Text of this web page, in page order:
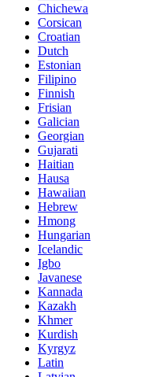
Chichewa
Corsican
Croatian
Dutch
Estonian
Filipino
Finnish
Frisian
Galician
Georgian
Gujarati
Haitian
Hausa
Hawaiian
Hebrew
Hmong
Hungarian
Icelandic
Igbo
Javanese
Kannada
Kazakh
Khmer
Kurdish
Kyrgyz
Latin